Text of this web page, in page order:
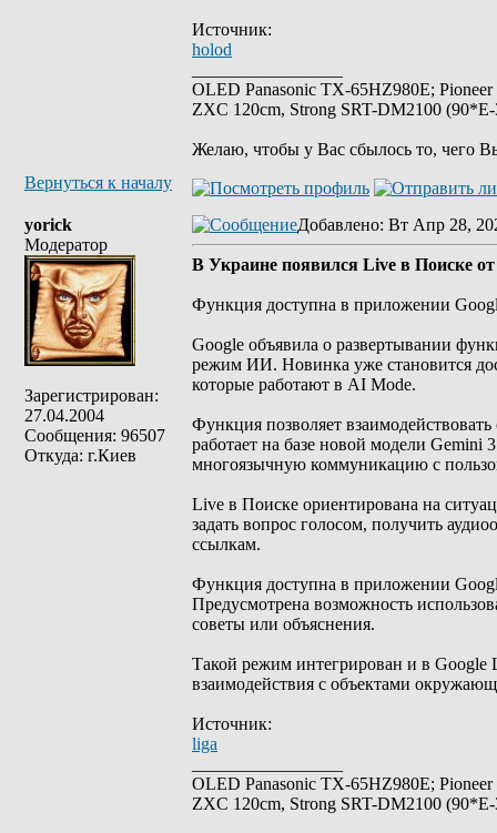
Источник:
holod
OLED Panasonic TX-65HZ980E;
ZXC 120cm, Strong SRT-DM2100
Желаю, чтобы у Вас сбылось то, чего
Вернуться к началу
yorick
Модератор
Зарегистрирован:
27.04.2004
Сообщения: 96507
Откуда: г.Киев
Добавлено: Вт Апр 28,
В Украине появился Live в Поиске от
Функция доступна в приложении
Google объявила о развертывании
режим ИИ. Новинка уже становится
которые работают в AI Mode.
Функция позволяет
работает на базе новой модели Gemini
многоязычную коммуникацию с
Live в Поиске ориентирована на
задать вопрос голосом, получить
ссылкам.
Функция доступна в приложении
Предусмотрена возможность
советы или объяснения.
Такой режим интегрирован и в Google
взаимодействия с объектами
Источник:
liga
OLED Panasonic TX-65HZ980E;
ZXC 120cm, Strong SRT-DM2100